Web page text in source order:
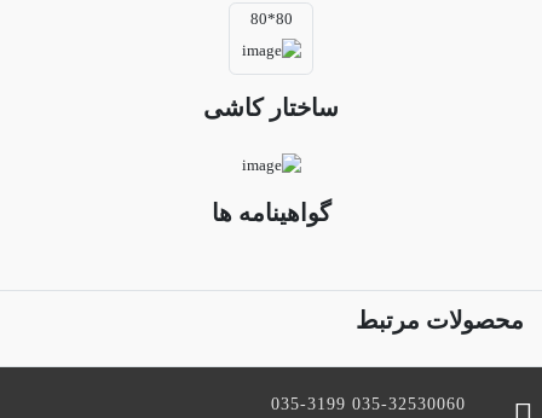
80*80
ساختار کاشی
گواهینامه ها
محصولات مرتبط
035-3199 035-32530060